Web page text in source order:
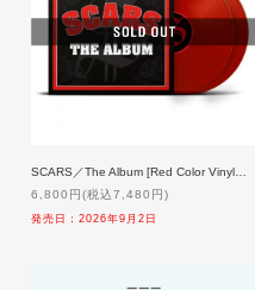
SCARS／The Album [Red Color Vinyl仕様]【限定盤】2LP「予約」9/2発売
6,800円(税込7,480円)
発売日：2026年9月2日